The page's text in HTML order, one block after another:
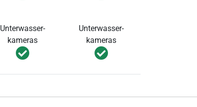
Unterwasser-
kameras
Unterwasser-
kameras